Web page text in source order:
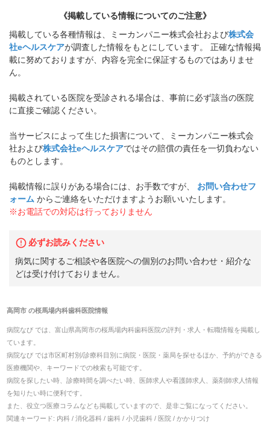
《掲載している情報についてのご注意》
掲載している各種情報は、ミーカンパニー株式会社および株式会
社eヘルスケアが調査した情報をもとにしています。 正確な情報掲
載に努めておりますが、内容を完全に保証するものではありませ
ん。
掲載されている医院を受診される場合は、事前に必ず該当の医院
に直接ご確認ください。
当サービスによって生じた損害について、ミーカンパニー株式会
社および株式会社eヘルスケアではその賠償の責任を一切負わない
ものとします。
掲載情報に誤りがある場合には、お手数ですが、
お問い合わせフ
ォーム からご連絡をいただけますようお願いいたします。
※お電話での対応は行っておりません
必ずお読みください
病気に関するご相談や各医院への個別のお問い合わせ・紹介な
どは受け付けておりません。
高岡市の桜馬場内科歯科医院情報
病院なび では、 富山県高岡市の桜馬場内科歯科医院の評判・求人・転職情報を掲載し
ています。
病院なび では市区町村別/診療科目別に病院・医院・薬局を探せるほか、予約ができる
医療機関や、キーワードでの検索も可能です。
病院を探したい時、診療時間を調べたい時、医師求人や看護師求人、薬剤師求人情報
を知りたい時に便利です。
また、役立つ医療コラムなども掲載していますので、是非ご覧になってください。
関連キーワード: 内科 / 消化器科 / 歯科 / 小児歯科 / 医院 / かかりつけ